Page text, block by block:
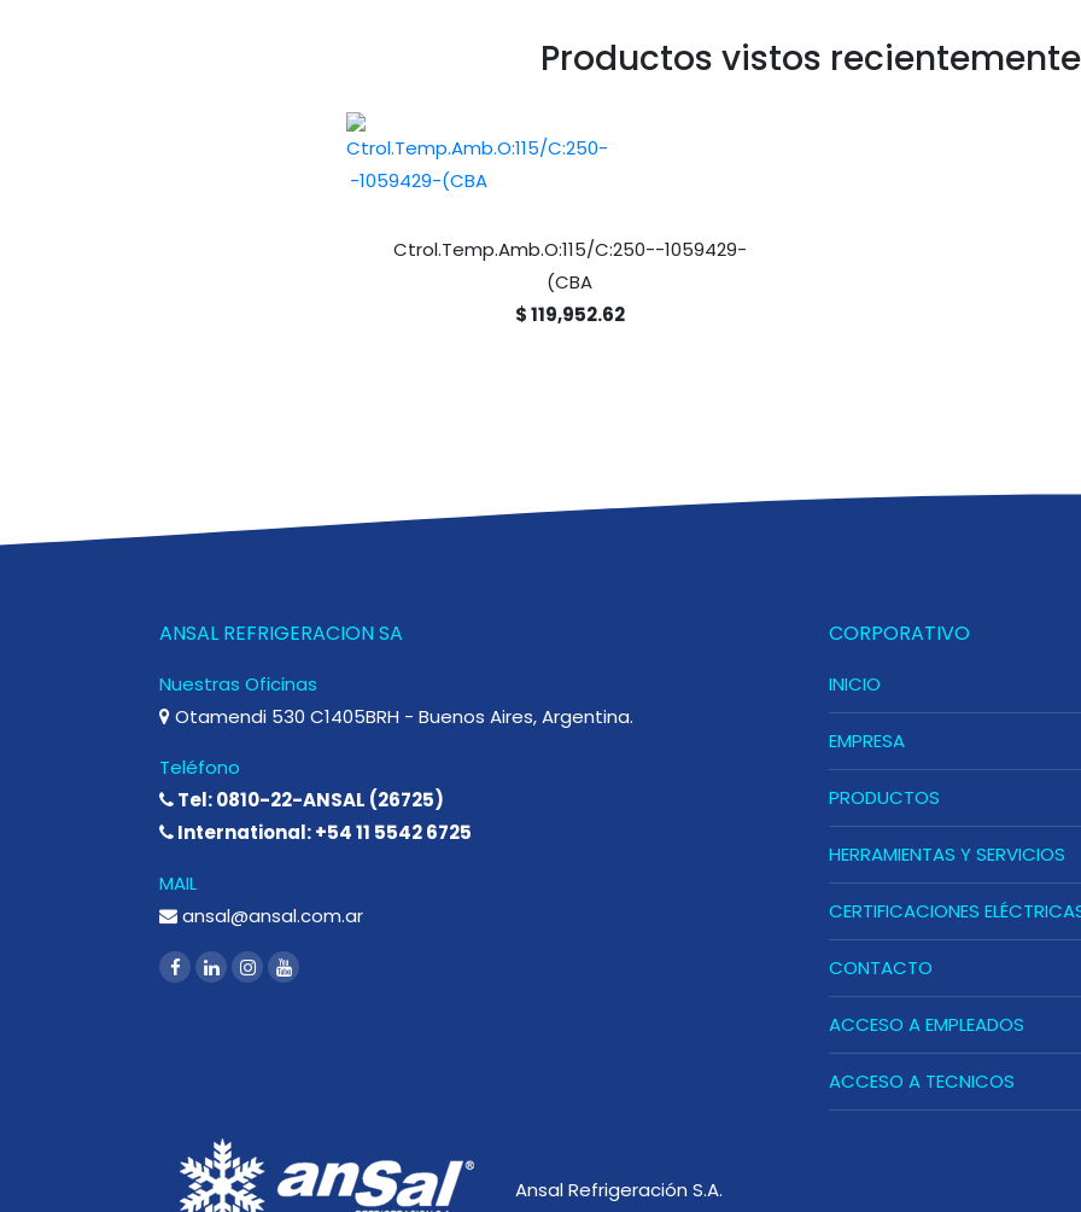
Productos vistos recientemente
Ctrol.Temp.Amb.O:115/C:250--1059429-
(CBA
$ 119,952.62
ANSAL REFRIGERACION SA
Nuestras Oficinas
Otamendi 530 C1405BRH - Buenos Aires, Argentina.
Teléfono
Tel: 0810-22-ANSAL (26725)
International: +54 11 5542 6725
MAIL
ansal@ansal.com.ar
CORPORATIVO
INICIO
EMPRESA
PRODUCTOS
HERRAMIENTAS Y SERVICIOS
CERTIFICACIONES
CONTACTO
ACCESO A EMPLEADOS
ACCESO A TECNICOS
Ansal Refrigeración S.A.